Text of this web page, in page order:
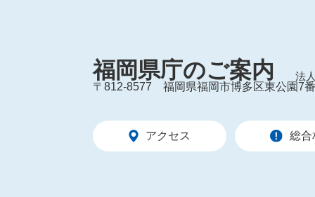
福岡県庁のご案内
法
〒812-8577
福岡県福岡市博多区東公園7
アクセス 総合